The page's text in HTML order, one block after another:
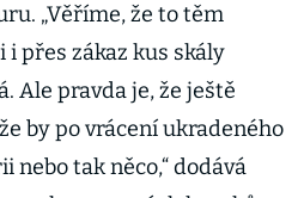
„Věříme, že to těm
přes zákaz kus skály
Ale pravda je, že ještě
by po vrácení ukradeného
nebo tak něco,“ dodává